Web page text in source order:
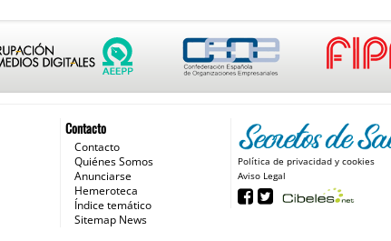
Contacto
Contacto
Quiénes Somos
Anunciarse
Hemeroteca
Índice temático
Sitemap News
Política de privacidad y cookies
Aviso Legal